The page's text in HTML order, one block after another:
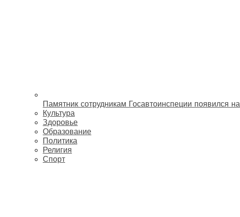
Памятник сотрудникам Госавтоинспеции появился
Культура
Здоровье
Образование
Политика
Религия
Спорт